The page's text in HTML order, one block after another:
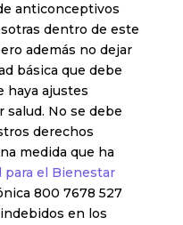
anticonceptivos
dentro de este
además no dejar
básica que debe
haya ajustes
No se debe
derechos
medida que ha
el Bienestar
800 7678 527
en los